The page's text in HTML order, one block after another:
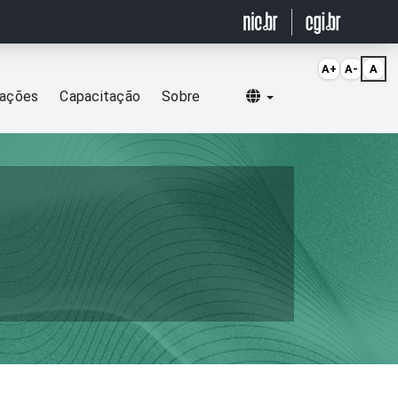
Capacitação Sobre Selecionar idioma
A+ A- A